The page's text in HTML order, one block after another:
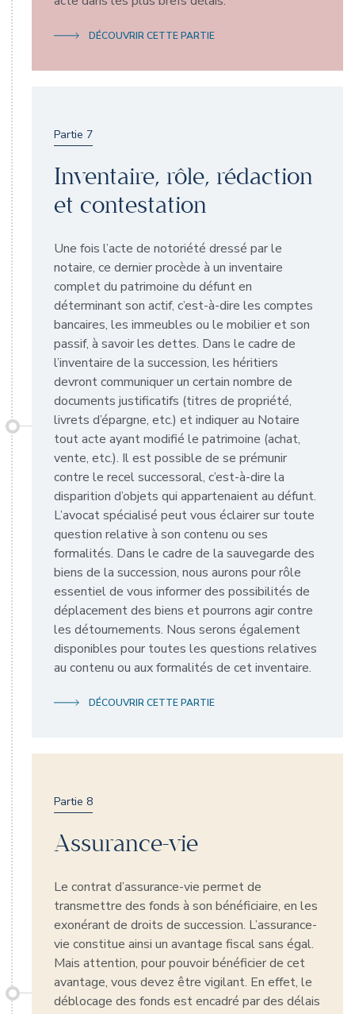
DÉCOUVRIR CETTE PARTIE
Partie 7
Inventaire, rôle, rédaction
et contestation
Une fois l’acte de notoriété dressé par le
notaire, ce dernier procède à un inventaire
complet du patrimoine du défunt en
déterminant son actif, c’est-à-dire les comptes
bancaires, les immeubles ou le mobilier et son
passif, à savoir les dettes. Dans le cadre de
l’inventaire de la succession, les héritiers
devront communiquer un certain nombre de
documents justificatifs (titres de propriété,
livrets d’épargne, etc.) et indiquer au Notaire
tout acte ayant modifié le patrimoine (achat,
vente, etc.). Il est possible de se prémunir
contre le recel successoral, c’est-à-dire la
disparition d’objets qui appartenaient au défunt.
L’avocat spécialisé peut vous éclairer sur toute
question relative à son contenu ou ses
formalités. Dans le cadre de la sauvegarde des
biens de la succession, nous aurons pour rôle
essentiel de vous informer des possibilités de
déplacement des biens et pourrons agir contre
les détournements. Nous serons également
disponibles pour toutes les questions relatives
au contenu ou aux formalités de cet inventaire.
DÉCOUVRIR CETTE PARTIE
Partie 8
Assurance-vie
Le contrat d’assurance-vie permet de
transmettre des fonds à son bénéficiaire, en les
exonérant de droits de succession. L’assurance-
vie constitue ainsi un avantage fiscal sans égal.
Mais attention, pour pouvoir bénéficier de cet
avantage, vous devez être vigilant. En effet, le
déblocage des fonds est encadré par des délais